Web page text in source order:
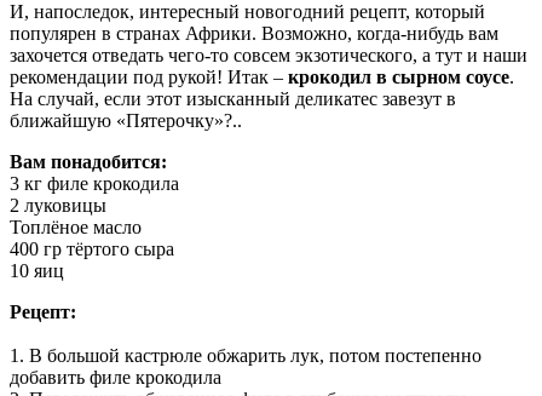
И, напоследок, интересный новогодний рецепт, который
популярен в странах Африки. Возможно, когда-нибудь вам
захочется отведать чего-то совсем экзотического, а тут и наши
рекомендации под рукой! Итак – крокодил в сырном соусе.
На случай, если этот изысканный деликатес завезут в
ближайшую «Пятерочку»?..
Вам понадобится:
3 кг филе крокодила
2 луковицы
Топлёное масло
400 гр тёртого сыра
10 яиц
Рецепт:
1. В большой кастрюле обжарить лук, потом постепенно
добавить филе крокодила